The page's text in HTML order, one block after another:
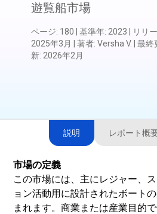
遊覧船市場
ページ: 180 基準年: 2023 リリ
2025年3月
著者: Versha V.
最終
新: 2026年2月
説明 レポート概
市場の定義
この市場には、主にレジャー、
ョン活動用に設計されたボート
まれます。商業または産業目的